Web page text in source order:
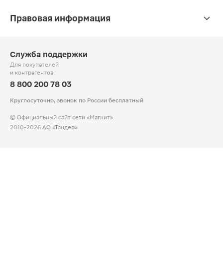
Правовая информация
Служба поддержки
Для покупателей
и контрагентов
8 800 200 78 03
Круглосуточно, звонок по России бесплатный
© Официальный сайт сети «Магнит».
2010-2026 АО «Тандер»